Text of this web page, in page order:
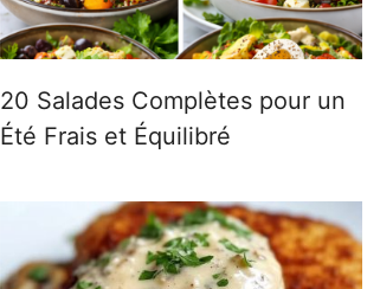
20 Salades Complètes pour un
Été Frais et Équilibré